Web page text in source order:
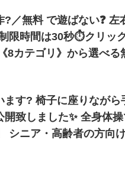
く的をめがけて? “3本の
8カテゴリ》から選べる
ます? 椅子に座りなが
体操で脳を活性化【座って出来る脳ト
ニア・高齢者の方向けの手